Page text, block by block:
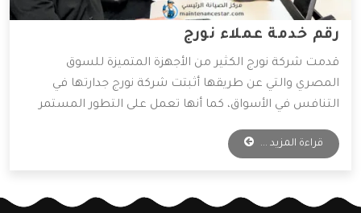
رقم خدمة عملاء نورج
قدمت شركة نورج الكثير من الأجهزة المتميزة للسوق
المصري والتي عن طريقها أثبتت شركة نورج جدارتها في
التنافس في الأسواق، كما أنها تعمل على التطور المستمر
لأجهزتها المتوفرة، و ذلك للعمل على راحة العميل بأكبر كم
من التطور التكنولوجي، وقد وفرت الشركة خدمات مهمة
قراءة المزيد ...